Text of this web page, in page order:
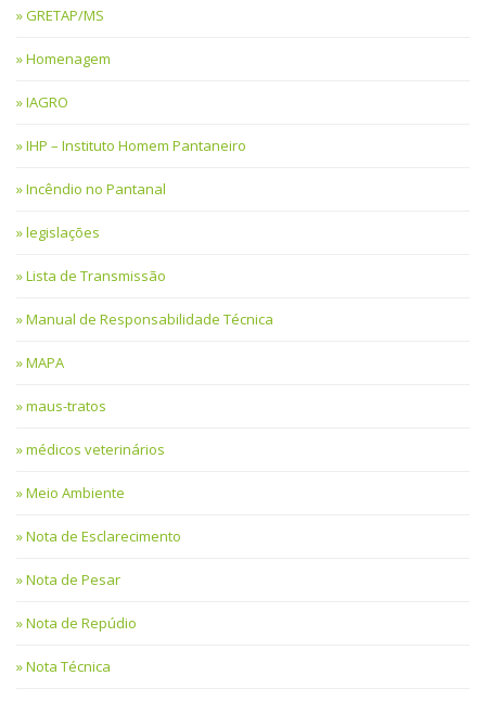
GRETAP/MS
Homenagem
IAGRO
IHP – Instituto Homem Pantaneiro
Incêndio no Pantanal
legislações
Lista de Transmissão
Manual de Responsabilidade Técnica
MAPA
maus-tratos
médicos veterinários
Meio Ambiente
Nota de Esclarecimento
Nota de Pesar
Nota de Repúdio
Nota Técnica